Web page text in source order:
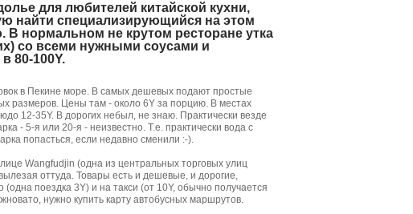
для любителей китайской кухни,
найти специализирующийся на этом
В нормальном не крутом ресторане утка
со всеми нужными соусами и
80-100Y.
в Пекине море. В самых дешевых подают простые
размеров. Цены там - около 6Y за порцию. В местах
12-35Y. В дорогих небыл, не знаю. Практически везде
- 5-я или 20-я - неизвестно. Т.е. практически вода с
попасться, если недавно сменили :-).
Wangfudjin (одна из центральных торговых улиц
оттуда. Товары есть и дешевые, и дорогие,
поездка 3Y) и на такси (от 10Y, обычно получается
нужно купить карту автобусных маршрутов.